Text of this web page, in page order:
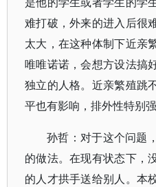
难打破，外来的进入后很
太大，在这种体制下近亲
唯唯诺诺，会想方设法搞
独立的人格。近亲繁殖跳
平也有影响，排外性特别
孙哲：对于这个问题
的做法。在现有状态下，
的人才拱手送给别人。本